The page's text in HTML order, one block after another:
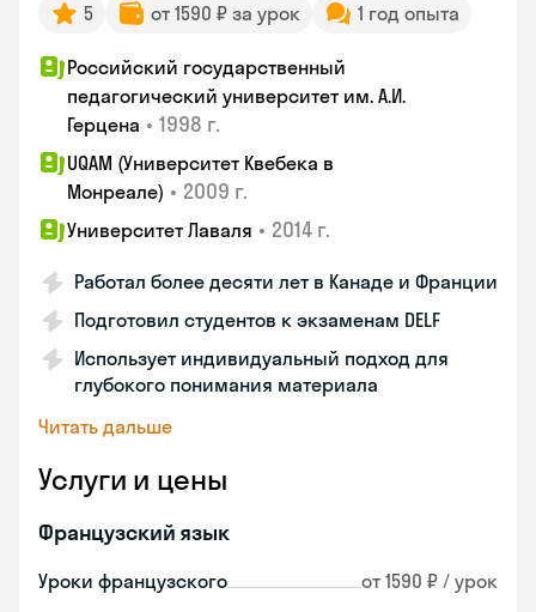
5 от 1590 ₽ за урок 1 год опыта
Российский государственный
педагогический университет им. А.И.
Герцена • 1998 г.
UQAM (Университет Квебека в
Монреале) • 2009 г.
Университет Лаваля • 2014 г.
Работал более десяти лет в Канаде и Франции
Подготовил студентов к экзаменам DELF
Использует индивидуальный подход для
глубокого понимания материала
Читать дальше
Услуги и цены
Французский язык
Уроки французского от 1590 ₽ / урок